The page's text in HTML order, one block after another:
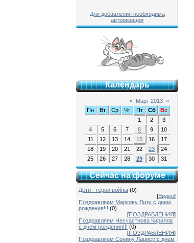
Для добавления необходима
авторизация
Календарь
« Март 2013 »
Пн
Вт Ср Чт Пт Сб
Вс
1
2
3
4
5 6 7 8 9
10
11
12 13 14 15 16
17
18
19 20 21 22 23
24
25
26 27 28 29 30 31
Сейчас на форуме
Дети - герои войны (0)
[Видео]
Поздравляем Маркову Лизу с днем
рождения!!! (0)
[ПОЗДРАВЛЕНИЯ]
Поздравляем Несчастнова Кирилла
с днем рождения!!! (0)
[ПОЗДРАВЛЕНИЯ]
Поздравляем Сонину Ларису с днем